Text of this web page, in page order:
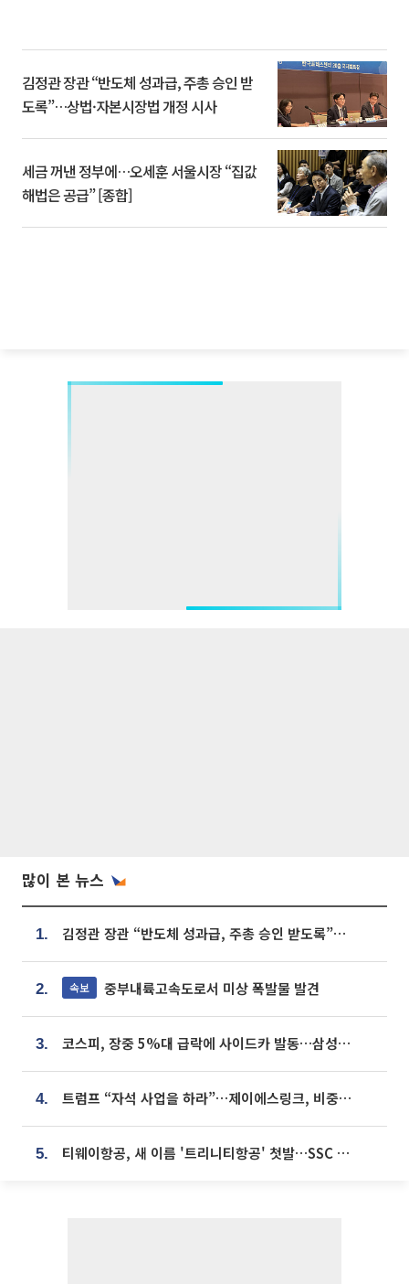
김정관 장관 “반도체 성과급, 주총 승인 받
도록”…상법·자본시장법 개정 시사
세금 꺼낸 정부에…오세훈 서울시장 “집값
해법은 공급” [종합]
많이 본 뉴스
1. 김정관 장관 “반도체 성과급, 주총 승인 받도록”…상법·자본시장법 개정 시사
2. 속보 중부내륙고속도로서 미상 폭발물 발견
3. 코스피, 장중 5%대 급락에 사이드카 발동…삼성·SK 동반 폭락
4. 트럼프 “자석 사업을 하라”…제이에스링크, 비중국 영구자석 공급망 구축 속도
5. 티웨이항공, 새 이름 '트리니티항공' 첫발…SSC 전략 본격화